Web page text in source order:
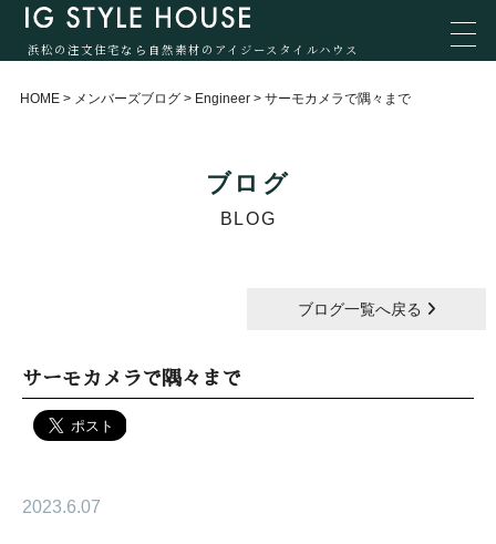
浜松の注文住宅なら自然素材のアイジースタイルハウス
HOME > メンバーズブログ > Engineer > サーモカメラで隅々まで
ブログ
BLOG
ブログ一覧へ戻る
サーモカメラで隅々まで
2023.6.07